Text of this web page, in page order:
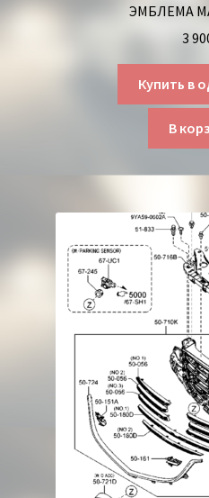
ЭМБЛЕМА
3
Купить в
В